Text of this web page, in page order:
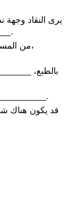
يرى النقاد
من
من
بالطبع،
للتأكد، _____________؛ ولكن
قد يكون هناك